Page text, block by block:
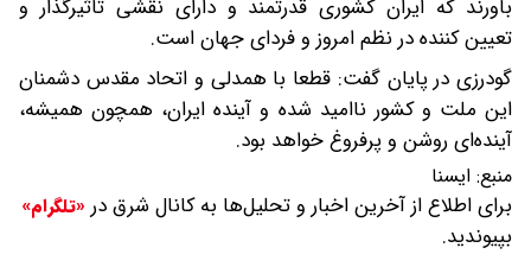
باورند که ایران کشوری قدرتمند و دارای نقشی تاثیرگذار و
تعیین کننده در نظم امروز و فردای جهان است.
گودرزی در پایان گفت: قطعا با همدلی و اتحاد مقدس دشمنان
این ملت و کشور ناامید شده و آینده ایران، همچون همیشه،
آینده‌ای روشن و پرفروغ خواهد بود.
منبع: ایسنا
برای اطلاع از آخرین اخبار و تحلیل‌ها به کانال شرق در «تلگرام»
بپیوندید.